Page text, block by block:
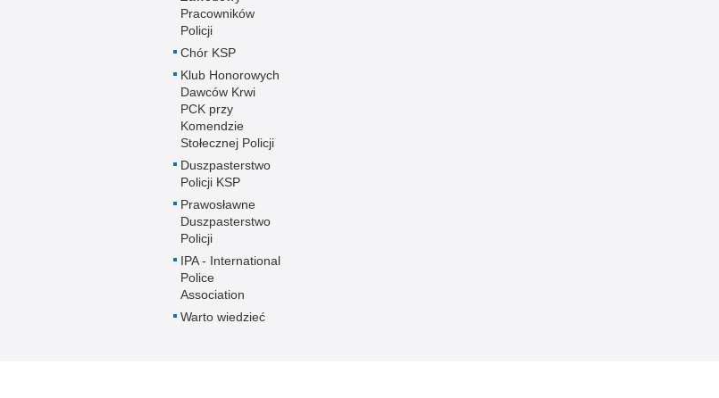
Pracowników
Policji
Chór KSP
Klub Honorowych
Dawców Krwi
PCK przy
Komendzie
Stołecznej Policji
Duszpasterstwo
Policji KSP
Prawosławne
Duszpasterstwo
Policji
IPA - International
Police
Association
Warto wiedzieć